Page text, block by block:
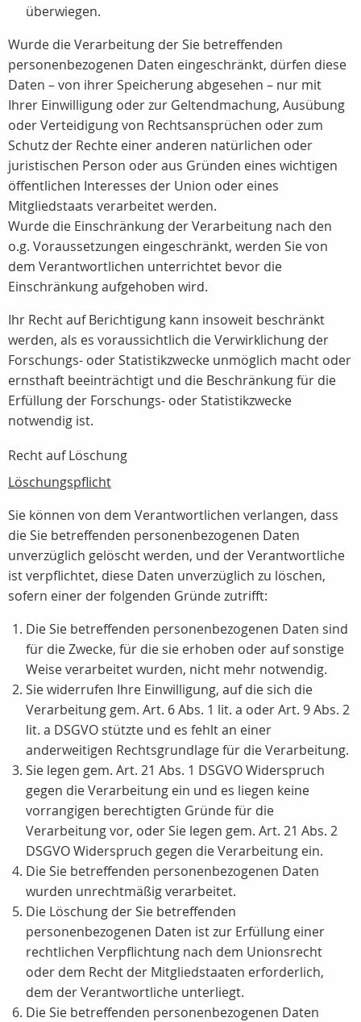
überwiegen.
Wurde die Verarbeitung der Sie betreffenden
personenbezogenen Daten eingeschränkt, dürfen diese
Daten – von ihrer Speicherung abgesehen – nur mit
Ihrer Einwilligung oder zur Geltendmachung, Ausübung
oder Verteidigung von Rechtsansprüchen oder zum
Schutz der Rechte einer anderen natürlichen oder
juristischen Person oder aus Gründen eines wichtigen
öffentlichen Interesses der Union oder eines
Mitgliedstaats verarbeitet werden.
Wurde die Einschränkung der Verarbeitung nach den
o.g. Voraussetzungen eingeschränkt, werden Sie von
dem Verantwortlichen unterrichtet bevor die
Einschränkung aufgehoben wird.
Ihr Recht auf Berichtigung kann insoweit beschränkt
werden, als es voraussichtlich die Verwirklichung der
Forschungs- oder Statistikzwecke unmöglich macht oder
ernsthaft beeinträchtigt und die Beschränkung für die
Erfüllung der Forschungs- oder Statistikzwecke
notwendig ist.
Recht auf Löschung
Löschungspflicht
Sie können von dem Verantwortlichen verlangen, dass
die Sie betreffenden personenbezogenen Daten
unverzüglich gelöscht werden, und der Verantwortliche
ist verpflichtet, diese Daten unverzüglich zu löschen,
sofern einer der folgenden Gründe zutrifft:
Die Sie betreffenden personenbezogenen Daten sind
für die Zwecke, für die sie erhoben oder auf sonstige
Weise verarbeitet wurden, nicht mehr notwendig.
Sie widerrufen Ihre Einwilligung, auf die sich die
Verarbeitung gem. Art. 6 Abs. 1 lit. a oder Art. 9 Abs. 2
lit. a DSGVO stützte und es fehlt an einer
anderweitigen Rechtsgrundlage für die Verarbeitung.
Sie legen gem. Art. 21 Abs. 1 DSGVO Widerspruch
gegen die Verarbeitung ein und es liegen keine
vorrangigen berechtigten Gründe für die
Verarbeitung vor, oder Sie legen gem. Art. 21 Abs. 2
DSGVO Widerspruch gegen die Verarbeitung ein.
Die Sie betreffenden personenbezogenen Daten
wurden unrechtmäßig verarbeitet.
Die Löschung der Sie betreffenden
personenbezogenen Daten ist zur Erfüllung einer
rechtlichen Verpflichtung nach dem Unionsrecht
oder dem Recht der Mitgliedstaaten erforderlich,
dem der Verantwortliche unterliegt.
Die Sie betreffenden personenbezogenen Daten